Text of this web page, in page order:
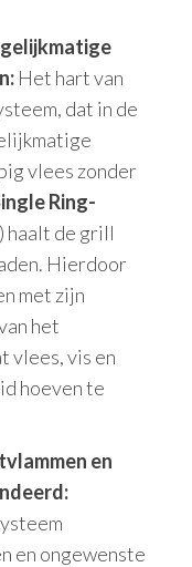
Het hart van
dat in de
vlees zonder
Ring-
haalt de grill
Hierdoor
met zijn
het
vlees, vis en
hoeven te
en
en ongewenste